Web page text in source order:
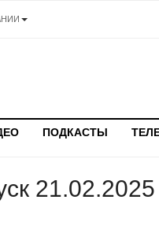
ПОДКАСТЫ
21.02.2025